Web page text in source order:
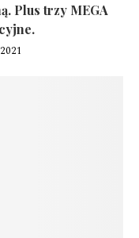
Plus trzy MEGA